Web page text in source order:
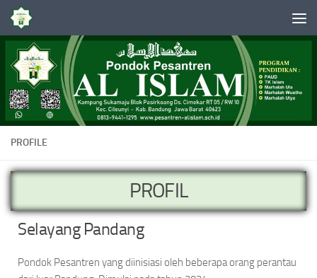
Skip to content
PROFILE
PROFIL
Selayang Pandang
Pondok Pesantren yang diinisiasi oleh beberapa orang perantau